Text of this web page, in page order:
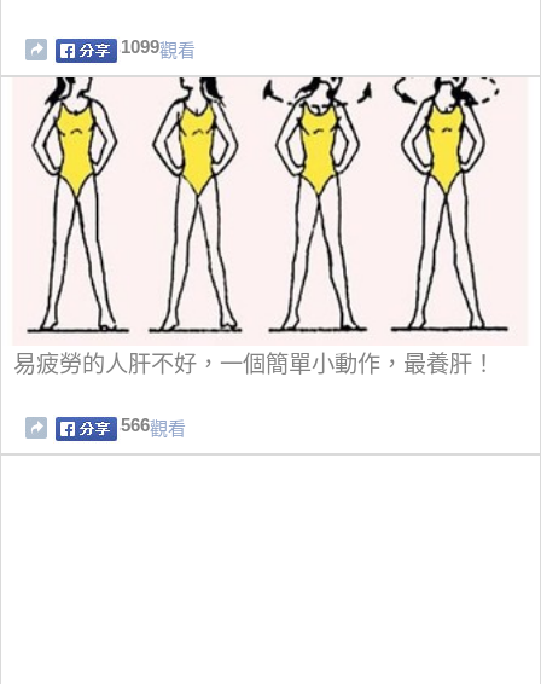
1099觀看
易疲勞的人肝不好，一個簡單小動作，最養肝！
566觀看